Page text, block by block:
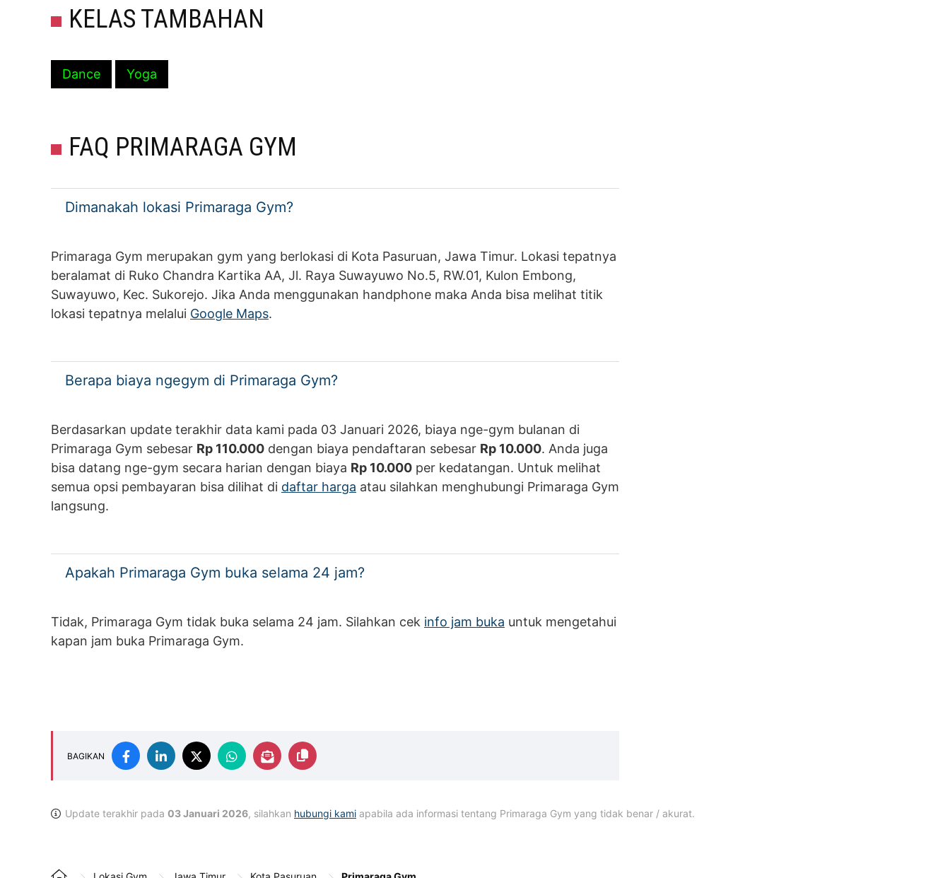
KELAS TAMBAHAN
Dance Yoga
FAQ PRIMARAGA GYM
Dimanakah lokasi Primaraga Gym?
Primaraga Gym merupakan gym yang berlokasi di Kota Pasuruan, Jawa Timur. Lokasi tepatnya
beralamat di Ruko Chandra Kartika AA, Jl. Raya Suwayuwo No.5, RW.01, Kulon Embong,
Suwayuwo, Kec. Sukorejo. Jika Anda menggunakan handphone maka Anda bisa melihat titik
lokasi tepatnya melalui Google Maps.
Berapa biaya ngegym di Primaraga Gym?
Berdasarkan update terakhir data kami pada 03 Januari 2026, biaya nge-gym bulanan di
Primaraga Gym sebesar Rp 110.000 dengan biaya pendaftaran sebesar Rp 10.000. Anda juga
bisa datang nge-gym secara harian dengan biaya Rp 10.000 per kedatangan. Untuk melihat
semua opsi pembayaran bisa dilihat di daftar harga atau silahkan menghubungi Primaraga Gym
langsung.
Apakah Primaraga Gym buka selama 24 jam?
Tidak, Primaraga Gym tidak buka selama 24 jam. Silahkan cek info jam buka untuk mengetahui
kapan jam buka Primaraga Gym.
BAGIKAN
Update terakhir pada 03 Januari 2026, silahkan hubungi kami apabila ada informasi tentang Primaraga Gym yang tidak benar / akurat.